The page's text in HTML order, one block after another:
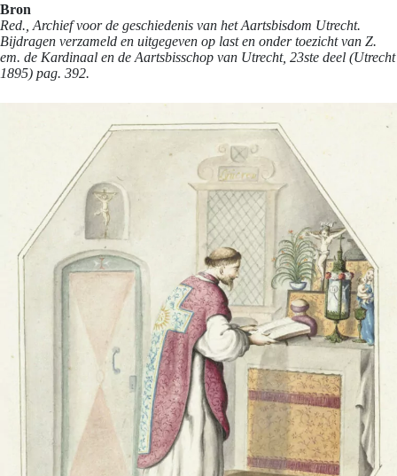
Bron
Red., Archief voor de geschiedenis van het Aartsbisdom Utrecht.
Bijdragen verzameld en uitgegeven op last en onder toezicht van Z.
em. de Kardinaal en de Aartsbisschop van Utrecht, 23ste deel (Utrecht
1895) pag. 392.